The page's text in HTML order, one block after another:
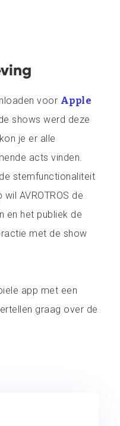
voor Apple
shows werd deze
je er alle
acts vinden.
stemfunctionaliteit
AVROTROS de
en het publiek de
met de show
app met een
graag over de